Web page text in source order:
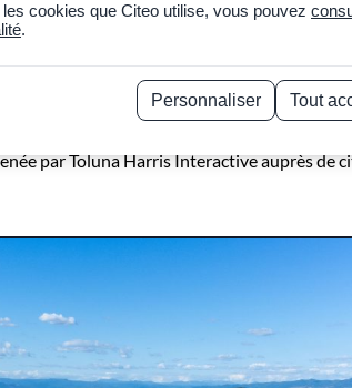
municipal s’ouvre. C’est une
recyclage dans nos territoires. Pour
depuis plus de 30 ans sur ces
le tri et le réemploi des emballages,
des territoires encore plus circulaires. Elles
par Toluna Harris Interactive auprès de
cookies que Citeo utilise, vous pouvez
.
Personnaliser
Tout